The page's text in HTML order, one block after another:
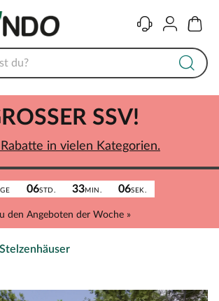
KontaktKonto
06STD. 33MIN. 06SEK.
den Angeboten der Woche »
SSV!
in vielen Kategorien.
Stelzenhäuser